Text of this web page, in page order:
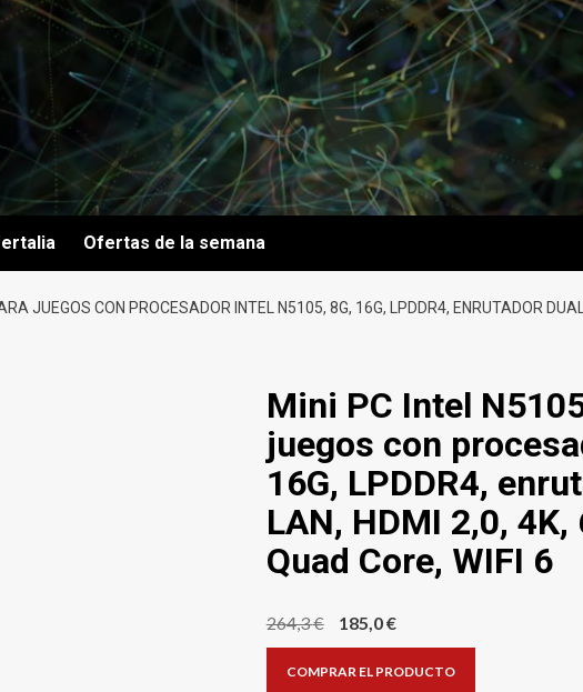
Ofertas de la semana
JUEGOS CON PROCESADOR INTEL N5105, 8G, 16G, LPDDR4, ENRUTADOR
Mini PC Intel
juegos con
16G, LPDDR4,
LAN, HDMI 2,0,
Quad Core, WIFI 6
264,3€
El
precio
original
185,0€El
precio
actual
COMPRAR EL PRODUCTO